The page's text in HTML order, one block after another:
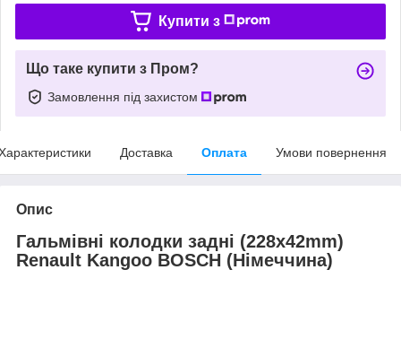
Купити з
Що таке купити з Пром?
Замовлення під захистом
Доставка Оплата Умови повернення
Опис
Гальмівні колодки задні (228x42mm)
Renault Kangoo BOSCH (Німеччина)